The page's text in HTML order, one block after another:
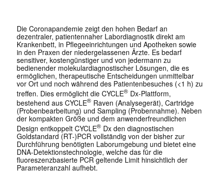
Die Coronapandemie zeigt den hohen Bedarf an
dezentraler, patientennaher Labordiagnostik direkt am
Krankenbett, in Pflegeeinrichtungen und Apotheken sowie
in den Praxen der niedergelassenen Ärzte. Es bedarf
sensitiver, kostengünstiger und von jedermann zu
bedienender molekulardiagnostischer Lösungen, die es
ermöglichen, therapeutische Entscheidungen unmittelbar
vor Ort und noch während des Patientenbesuches (<1 h) zu
treffen. Dies ermöglicht die CYCLE®Dx-Plattform,
bestehend aus CYCLE®Raven (Analysegerät), Cartridge
(Probenbearbeitung) und Sampling (Probennahme). Neben
der kompakten Größe und dem anwenderfreundlichen
Design entkoppelt CYCLE®Dx den diagnostischen
Goldstandard (RT-)PCR vollständig von der bisher zur
Durchführung benötigten Laborumgebung und bietet eine
DNA-Detektionstechnologie, welche das für die
fluoreszenzbasierte PCR geltende Limit hinsichtlich der
Parameteranzahl aufhebt.